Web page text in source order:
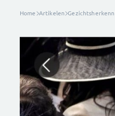
Home Artikelen